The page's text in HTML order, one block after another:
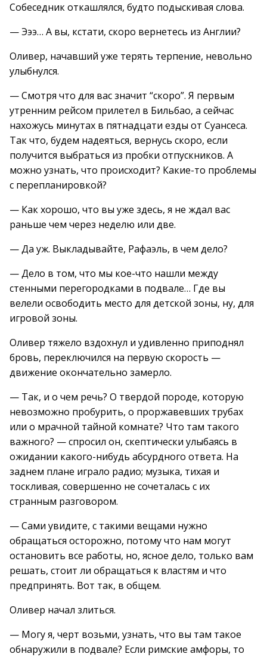
Собеседник откашлялся, будто подыскивая слова.
— Эээ… А вы, кстати, скоро вернетесь из Англии?
Оливер, начавший уже терять терпение, невольно
улыбнулся.
— Смотря что для вас значит “скоро”. Я первым
утренним рейсом прилетел в Бильбао, а сейчас
нахожусь минутах в пятнадцати езды от Суансеса.
Так что, будем надеяться, вернусь скоро, если
получится выбраться из пробки отпускников. А
можно узнать, что происходит? Какие-то проблемы
с перепланировкой?
— Как хорошо, что вы уже здесь, я не ждал вас
раньше чем через неделю или две.
— Да уж. Выкладывайте, Рафаэль, в чем дело?
— Дело в том, что мы кое-что нашли между
стенными перегородками в подвале… Где вы
велели освободить место для детской зоны, ну, для
игровой зоны.
Оливер тяжело вздохнул и удивленно приподнял
бровь, переключился на первую скорость —
движение окончательно замерло.
— Так, и о чем речь? О твердой породе, которую
невозможно пробурить, о проржавевших трубах
или о мрачной тайной комнате? Что там такого
важного? — спросил он, скептически улыбаясь в
ожидании какого-нибудь абсурдного ответа. На
заднем плане играло радио; музыка, тихая и
тоскливая, совершенно не сочеталась с их
странным разговором.
— Сами увидите, с такими вещами нужно
обращаться осторожно, потому что нам могут
остановить все работы, но, ясное дело, только вам
решать, стоит ли обращаться к властям и что
предпринять. Вот так, в общем.
Оливер начал злиться.
— Могу я, черт возьми, узнать, что вы там такое
обнаружили в подвале? Если римские амфоры, то